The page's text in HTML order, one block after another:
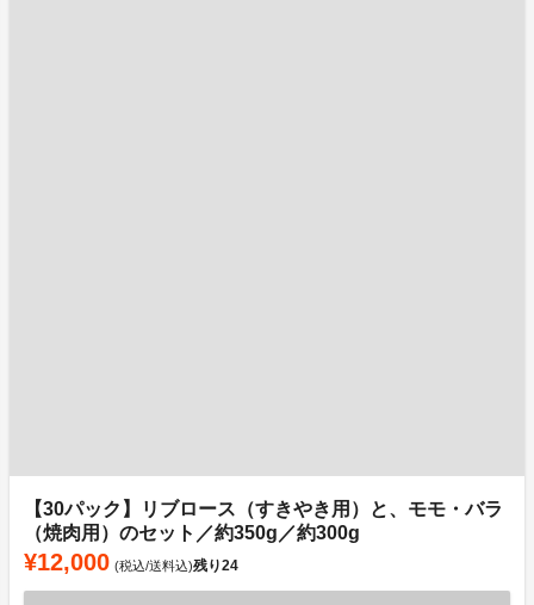
【30パック】リブロース（すきやき用）と、モモ・バラ
（焼肉用）のセット／約350g／約300g
¥12,000 (税込/送料込)残り24